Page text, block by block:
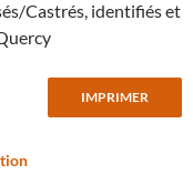
Castrés, identifiés et